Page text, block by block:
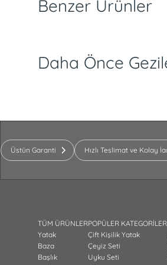
Benzer Ürünler
Daha Önce
Üstün Garanti Hızlı Teslimat ve Kolay
TÜM ÜRÜNLER
Yatak
Baza
Başlık
POPÜLER KATEGORİLER
Çift Kişilik Yatak
Çeyiz Seti
Uyku Seti